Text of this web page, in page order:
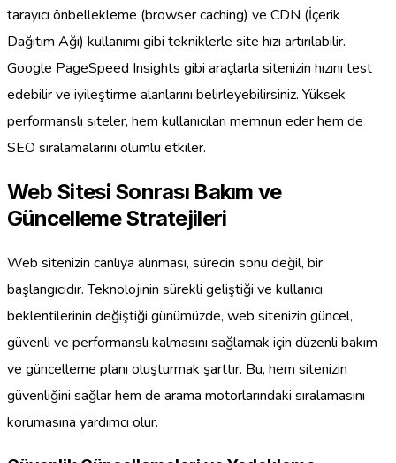
tarayıcı önbellekleme (browser caching) ve CDN (İçerik
Dağıtım Ağı) kullanımı gibi tekniklerle site hızı artırılabilir.
Google PageSpeed Insights gibi araçlarla sitenizin hızını test
edebilir ve iyileştirme alanlarını belirleyebilirsiniz. Yüksek
performanslı siteler, hem kullanıcıları memnun eder hem de
SEO sıralamalarını olumlu etkiler.
Web Sitesi Sonrası Bakım ve
Güncelleme Stratejileri
Web sitenizin canlıya alınması, sürecin sonu değil, bir
başlangıcıdır. Teknolojinin sürekli geliştiği ve kullanıcı
beklentilerinin değiştiği günümüzde, web sitenizin güncel,
güvenli ve performanslı kalmasını sağlamak için düzenli bakım
ve güncelleme planı oluşturmak şarttır. Bu, hem sitenizin
güvenliğini sağlar hem de arama motorlarındaki sıralamasını
korumasına yardımcı olur.